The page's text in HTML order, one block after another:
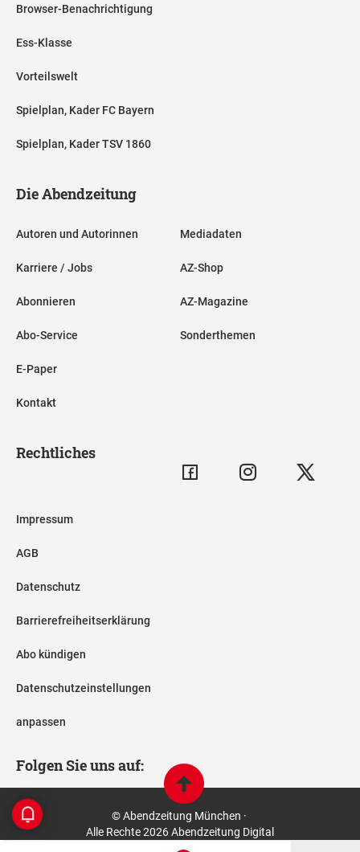
Browser-Benachrichtigung
Ess-Klasse
Vorteilswelt
Spielplan, Kader FC Bayern
Spielplan, Kader TSV 1860
Die Abendzeitung
Autoren und Autorinnen
Karriere / Jobs
Abonnieren
Abo-Service
E-Paper
Kontakt
Mediadaten
AZ-Shop
AZ-Magazine
Sonderthemen
Rechtliches
Impressum
AGB
Datenschutz
Barrierefreiheitserklärung
Abo kündigen
Datenschutzeinstellungen
anpassen
Folgen Sie uns auf:
© Abendzeitung München ·
Alle Rechte 2026 Abendzeitung Digital